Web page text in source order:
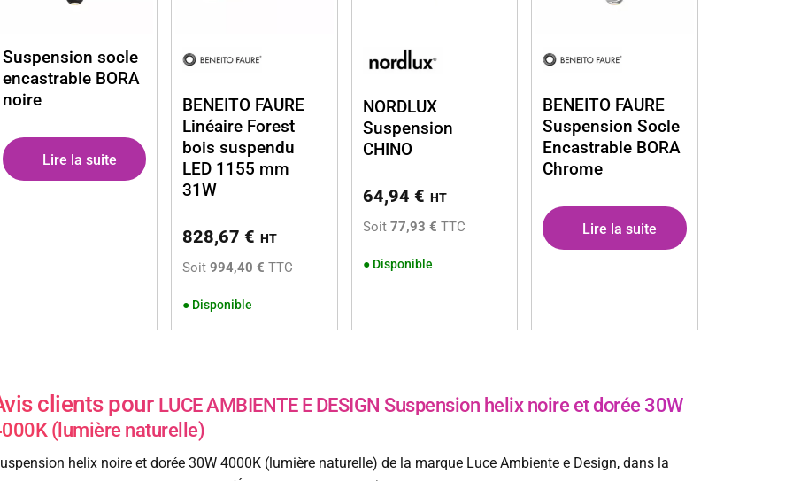
Suspension socle
encastrable BORA
noire
Lire la suite
BENEITO FAURE
Linéaire Forest
bois suspendu
LED 1155 mm
31W
828,67€ HT
Soit994,40 € TTC
● Disponible
NORDLUX
Suspension
CHINO
64,94 € HT
Soit 77,93 € TTC
● Disponible
BENEITO FAURE
Suspension Socle
Encastrable BORA
Chrome
Lire la suite
clients pour LUCE AMBIENTE E DESIGN Suspension helix noire et dorée 30W
(lumière naturelle)
helix noire et dorée 30W 4000K (lumière naturelle) de la marque Luce Ambiente e Design, dans la